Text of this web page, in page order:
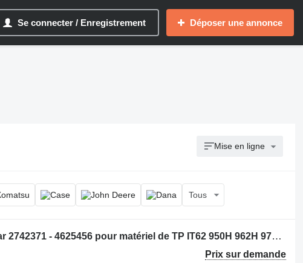
Se connecter / Enregistrement Déposer une annonce
Mise en ligne
Tous
Pommeau de vitesse Caterpillar 2742371 - 4625456 pour matériel de TP IT62 950H 962H 972H 966H
Prix sur demande